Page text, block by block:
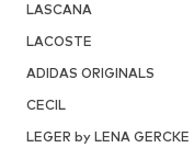
LASCANA
LACOSTE
ADIDAS ORIGINALS
CECIL
LEGER by LENA GERCKE